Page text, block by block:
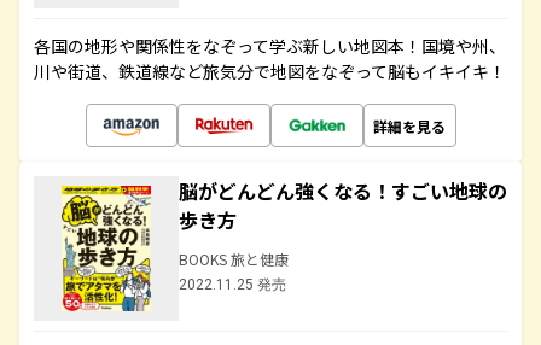
各国の地形や関係性をなぞって学ぶ新しい地図本！国境や州、
川や街道、鉄道線など旅気分で地図をなぞって脳もイキイキ！
詳細を見る
脳がどんどん強くなる！すごい地球の
歩き方
BOOKS 旅と健康
2022.11.25 発売